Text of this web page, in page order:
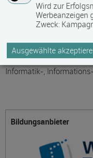
Hinweis des
Anbieter eventuell
Themengebiet
Informatik-,
Bildungsanbieter
Wird zur
Werbeanzeigen
Zweck:
Ausgewählte